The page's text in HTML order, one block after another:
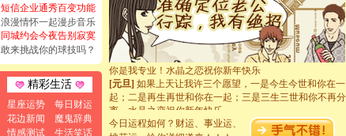
短信企业通秀百变功能
浪漫情怀一起漫步音乐
同城约会今夜告别寂寞
敢来挑战你的球技吗？
精彩生活
星座运势
每日财运
花边新闻
魔鬼辞典
情感测试
生活笑话
[圣诞节]奉上一颗祝福的心,在这个特别的日子里,愿幸福,
如意,快乐,鲜花,一切美好的祝愿与你同在.圣诞快乐!
[元旦]看到你我会触电；看不到你我要充电；没有你我会
断电。爱你是我职业，想你是我事业，抱你是我特长，吻
你是我专业！水晶之恋祝你新年快乐
[元旦]如果上天让我许三个愿望，一是今生今世和你在一
起；二是再生再世和你在一起；三是三生三世和你不再分
离。水晶之恋祝你新年快乐
当我狠下心扭头离去那一刻，你在我身后无助地哭
泣，这痛楚让我明白我多么爱你。我转身抱住你：这猪不
今日运程如何？财运、事业运、